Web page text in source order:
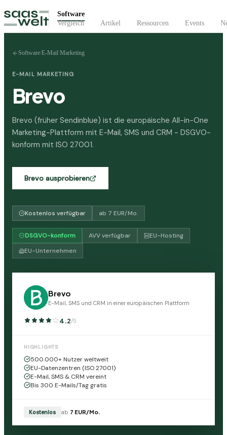
Software
Vergleich
Artikel Ressourcen Events
Software/E-Mail Marketing
E-MAIL MARKETING
Brevo
Brevo (früher Sendinblue) ist die europäische All-in-One
Marketing-Plattform mit E-Mail, SMS und CRM - DSGVO-
konform mit ISO 27001.
Brevo ausprobieren
Kostenlos verfügbar ab 7 EUR/Mo.
DSGVO-konform AVV verfügbar
EU-Hosting
EU-Unternehmen
Brevo
E-Mail, SMS und CRM in einer europäischen Plattform
4.2/5
HIGHLIGHTS
500.000+ Nutzer weltweit
EU-Datenzentren (ISO 27001)
E-Mail, SMS & CRM vereint
Bis 300 E-Mails/Tag gratis
Kostenlos ab 7 EUR/Mo.